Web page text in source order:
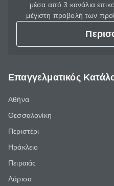
μέσα από 3 κανάλια
μέγιστη προβολή των
Επαγγελματικός
Αθήνα
Θεσσαλονίκη
Περιστέρι
Ηράκλειο
Πειραιάς
Λάρισα